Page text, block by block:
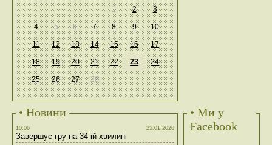
1 2 3
4 5 6 7 8 9 10
11 12 13 14 15 16 17
18 19 20 21 22 23 24
25 26 27 28
• Новини
10:06 25.01.2026
Завершує гру на 34-ій хвилині
• Ми у
Facebook